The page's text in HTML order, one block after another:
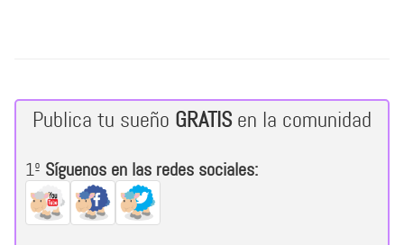
Publica tu sueño GRATISen la comunidad
1º Síguenos en las redes sociales: